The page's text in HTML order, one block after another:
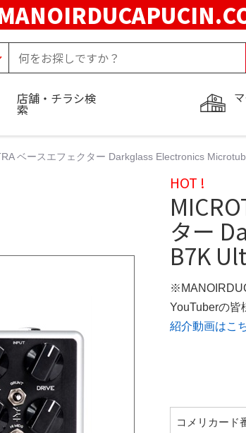
店舗・チラシ検
索
ベースエフェクター Darkglass Electronics
HOT !
ター
B7K
YouTuberの皆
紹介動画はこ
コメリカード